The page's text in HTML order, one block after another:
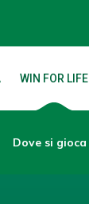
WIN FOR LIFE
Dove si gioca